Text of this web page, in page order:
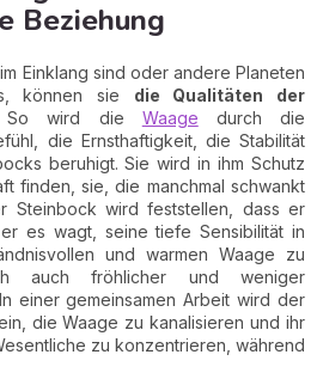
Beziehung
Einklang sind oder andere Planeten
können sie die Qualitäten der
wird die Waage durch die
die Ernsthaftigkeit, die Stabilität
beruhigt. Sie wird in ihm Schutz
finden, sie, die manchmal schwankt
Steinbock wird feststellen, dass er
es wagt, seine tiefe Sensibilität in
und warmen Waage zu
auch fröhlicher und weniger
einer gemeinsamen Arbeit wird der
die Waage zu kanalisieren und ihr
zu konzentrieren, während